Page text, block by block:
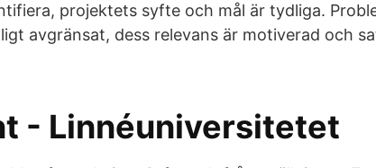
projektets syfte och mål är tydliga.
avgränsat, dess relevans är motiverad och
- Linnéuniversitetet